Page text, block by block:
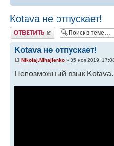
Kotava не отпускает!
Ответить
Kotava не отпускает!
Nikolaj.Mihajlenko » 05 ноя 2019, 17:08
Невозможный язык